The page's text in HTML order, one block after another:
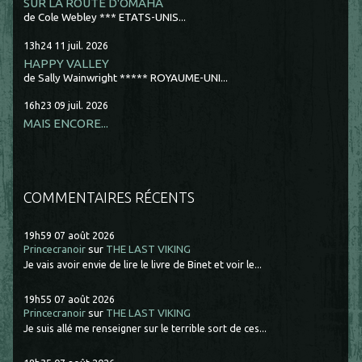
SUR LA ROUTE D'OMAHA
de Cole Webley *** ETATS-UNIS...
13h24 11 juil. 2026
HAPPY VALLEY
de Sally Wainwright ***** ROYAUME-UNI...
16h23 09 juil. 2026
MAIS ENCORE...
COMMENTAIRES RÉCENTS
19h59 07 août 2026
Princecranoir sur THE LAST VIKING
Je vais avoir envie de lire le livre de Binet et voir le...
19h55 07 août 2026
Princecranoir sur THE LAST VIKING
Je suis allé me renseigner sur le terrible sort de ces...